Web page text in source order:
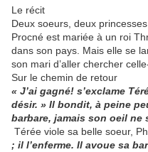
Le récit
Deux soeurs, deux
Procné est mariée à un roi
dans son pays. Mais elle se
son mari d’aller chercher
Sur le chemin de retour
« J’ai gagné! s’exclame
désir. » Il bondit, à peine
barbare, jamais son oeil
Térée viole sa belle soeur,
; il l’enferme. Il avoue sa